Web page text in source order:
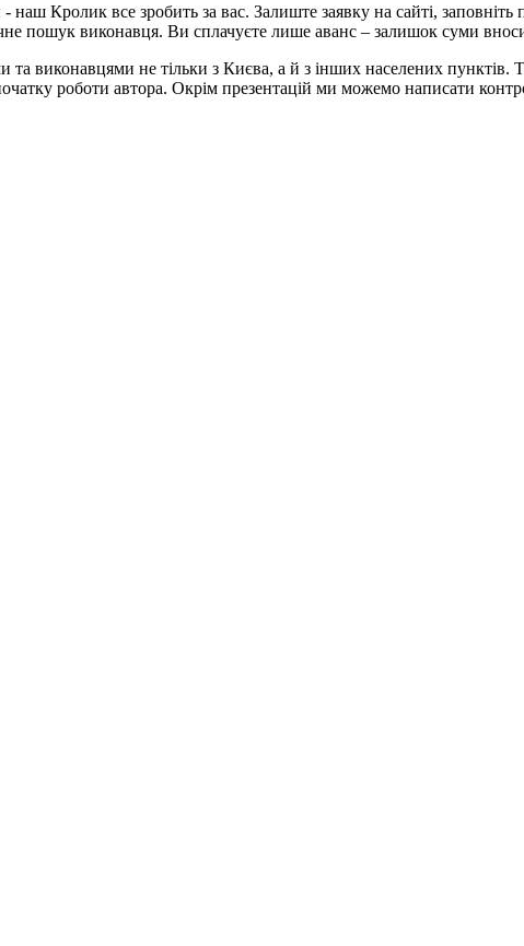
Кролик все зробить за вас. Залиште заявку на сайті,
пошук виконавця. Ви сплачуєте лише аванс – залишок суми
виконавцями не тільки з Києва, а й з інших населених пунктів.
роботи автора. Окрім презентацій ми можемо написати